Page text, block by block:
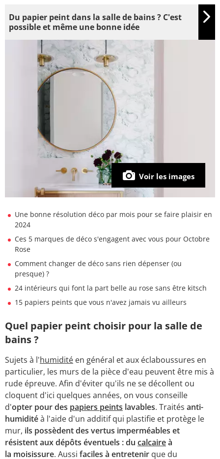
Voir les images
Du papier peint dans la salle de bains ? C'est
possible et même une bonne idée
Une bonne résolution déco par mois pour se faire plaisir en
2024
Ces 5 marques de déco s'engagent avec vous pour Octobre
Rose
Comment changer de déco sans rien dépenser (ou
presque) ?
24 intérieurs qui font la part belle au rose sans être kitsch
15 papiers peints que vous n'avez jamais vu ailleurs
Quel papier peint choisir pour la salle de
bains ?
Sujets à l'humidité en général et aux éclaboussures en
particulier, les murs de la pièce d'eau peuvent être mis à
rude épreuve. Afin d'éviter qu'ils ne se décollent ou
cloquent d'ici quelques années, on vous conseille
d'opter pour des papiers peints lavables. Traités anti-
humiditéà l'aide d'un additif qui plastifie et protège le
mur, ils possèdent des vertus imperméables et
résistent aux dépôts éventuels : du calcaireà
la moisissure. Aussi faciles à entretenir que du